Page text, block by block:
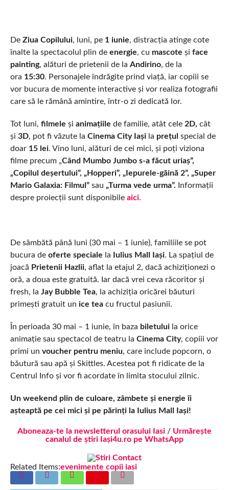
De Ziua Copilului, luni, pe 1 iunie, distracția atinge cote
înalte la spectacolul plin de energie, cu mascote și face
painting, alături de prietenii de la Andirino, de la
ora 15:30. Personajele îndrăgite prind viață, iar copiii se
vor bucura de momente interactive și vor realiza fotografii
care să le rămână amintire, într-o zi dedicată lor.
Tot luni, filmele și animațiile de familie, atât cele 2D, cât
și 3D, pot fi văzute la Cinema City Iașila prețul special de
doar 15 lei. Vino luni, alături de cei mici, și poți viziona
filme precum „Când Mumbo Jumbo s-a făcut uriaș”,
„Copilul deșertului”, „Hopperi”, „Iepurele-găină 2”, „Super
Mario Galaxia: Filmul” sau „Turma vede urma”. Informații
despre proiecții sunt disponibile aici.
De sâmbătă până luni (30 mai – 1 iunie), familiile se pot
bucura de oferte speciale la Iulius Mall Iași. La spațiul de
joacă Prietenii Hazlii, aflat la etajul 2, dacă achiziționezi o
oră, a doua este gratuită. Iar dacă vrei ceva răcoritor și
fresh, la Jay Bubble Tea, la achiziția oricărei băuturi
primești gratuit un ice teacu fructul pasiunii.
În perioada 30 mai – 1 iunie, în baza biletuluila orice
animație sau spectacol de teatru la Cinema City, copiii vor
primi un voucher pentru meniu, care include popcorn, o
băutură sau apă și Skittles. Acestea pot fi ridicate de la
Centrul Info și vor fi acordate în limita stocului zilnic.
Un weekend plin de culoare, zâmbete și energie îi
așteaptă pe cei mici și pe părinți la Iulius Mall Iași!
Aboneaza-te la newsletterul orasului Iasi/ Urmărește
canalul de știri Iași4u.ro pe WhatsApp
Related Items:evenimente copii iasi